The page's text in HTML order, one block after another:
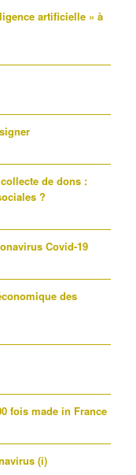
artificielle » à
de dons :
?
Covid-19
des
fois made in France
(i)